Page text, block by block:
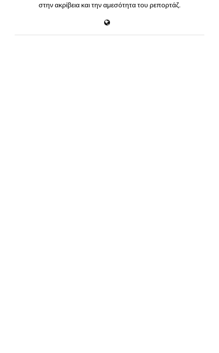
στην ακρίβεια και την αμεσότητα του ρεπορτάζ.